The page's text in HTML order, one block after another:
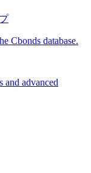
Cbonds database.
and advanced